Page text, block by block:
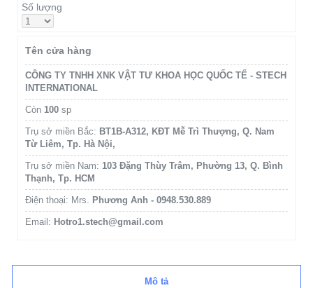
Số lượng
Tên cửa hàng
CÔNG TY TNHH XNK VẬT TƯ KHOA HỌC QUỐC TẾ - STECH
INTERNATIONAL
Còn 100 sp
Trụ sở miền Bắc: BT1B-A312, KĐT Mễ Trì Thượng, Q. Nam
Từ Liêm, Tp. Hà Nội,
Trụ sở miền Nam: 103 Đặng Thùy Trâm, Phường 13, Q. Bình
Thạnh, Tp. HCM
Điện thoại: Mrs. Phương Anh - 0948.530.889
Email: Hotro1.stech@gmail.com
Mô tả